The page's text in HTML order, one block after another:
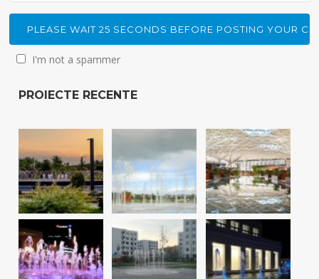
I'm not a spammer
PROIECTE RECENTE